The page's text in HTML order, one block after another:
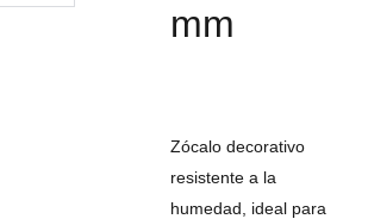
mm
Zócalo decorativo
resistente a la
humedad, ideal para